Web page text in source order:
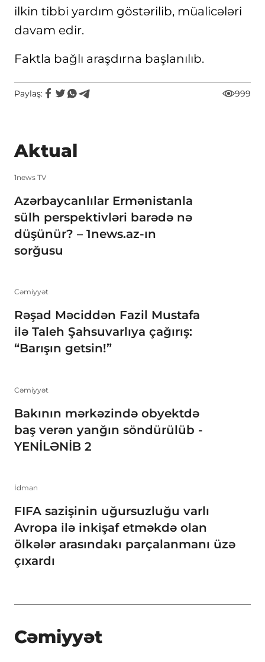
ilkin tibbi yardım göstərilib, müalicələri
davam edir.
Faktla bağlı araşdırna başlanılıb.
Paylaş: 999
Aktual
1news TV
Azərbaycanlılar Ermənistanla
sülh perspektivləri barədə nə
düşünür? – 1news.az-ın
sorğusu
Cəmiyyət
Rəşad Məciddən Fazil Mustafa
ilə Taleh Şahsuvarlıya çağırış:
“Barışın getsin!”
Cəmiyyət
Bakının mərkəzində obyektdə
baş verən yanğın söndürülüb -
YENİLƏNİB 2
İdman
FIFA sazişinin uğursuzluğu varlı
Avropa ilə inkişaf etməkdə olan
ölkələr arasındakı parçalanmanı üzə
çıxardı
Cəmiyyət